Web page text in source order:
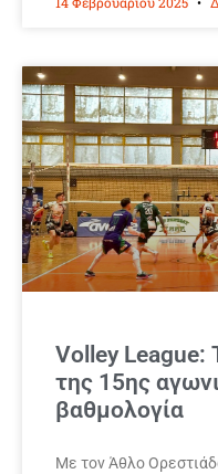
Volley League:
της 15ης
βαθμολογία
Με τον Άθλο